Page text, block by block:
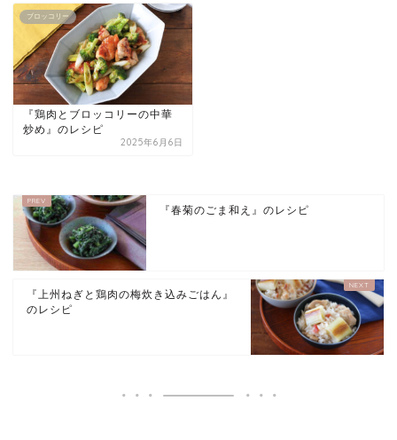
ブロッコリー
『鶏肉とブロッコリーの中華
炒め』のレシピ
2025年6月6日
『春菊のごま和え』のレシピ
『上州ねぎと鶏肉の梅炊き込みごはん』
のレシピ